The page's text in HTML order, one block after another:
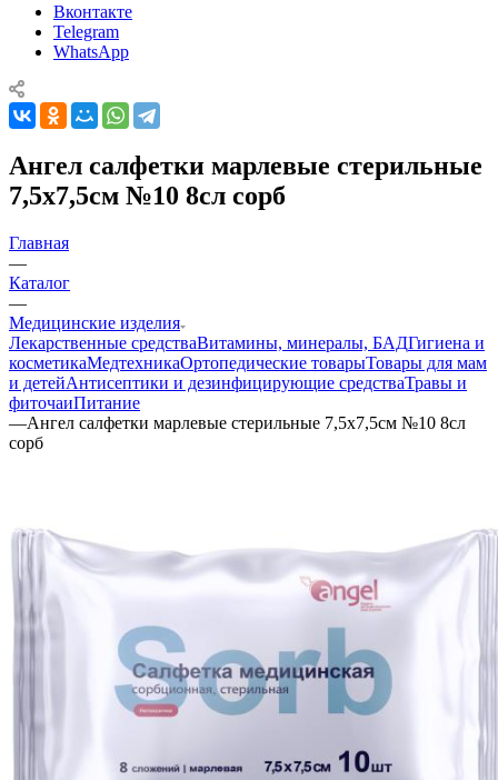
Вконтакте
Telegram
WhatsApp
Ангел салфетки марлевые стерильные
7,5х7,5см №10 8сл сорб
Главная
—
Каталог
—
Медицинские изделия
Лекарственные средстваВитамины, минералы, БАДГигиена и
косметикаМедтехникаОртопедические товарыТовары для мам
и детейАнтисептики и дезинфицирующие средстваТравы и
фиточаиПитание
—Ангел салфетки марлевые стерильные 7,5х7,5см №10 8сл
сорб